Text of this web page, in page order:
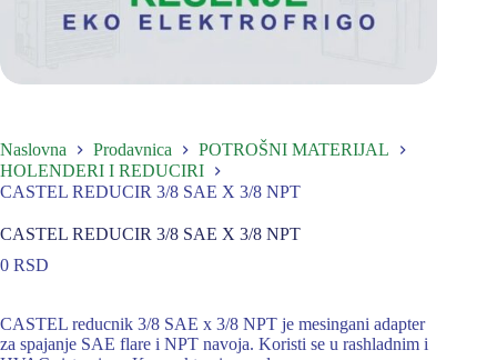
Naslovna Prodavnica
POTROŠNI MATERIJAL
HOLENDERI I REDUCIRI
CASTEL REDUCIR 3/8 SAE X 3/8 NPT
CASTEL REDUCIR 3/8 SAE X 3/8 NPT
0 RSD
CASTEL reducnik 3/8 SAE x 3/8 NPT je mesingani adapter
za spajanje SAE flare i NPT navoja. Koristi se u rashladnim i